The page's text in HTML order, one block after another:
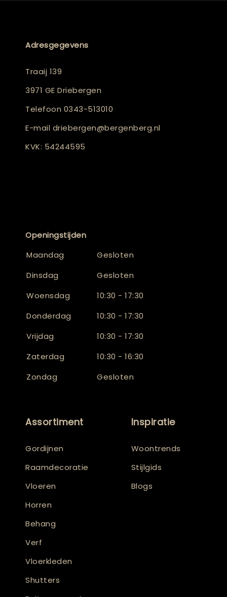
Adresgegevens
Traaij 139
3971 GE Driebergen
Telefoon 0343-513010
E-mail driebergen@bergenberg.nl
KVK: 54244595
Openingstijden
Maandag
Gesloten
Dinsdag
Gesloten
Woensdag
10:30 - 17:30
Donderdag
10:30 - 17:30
Vrijdag
10:30 - 17:30
Zaterdag
10:30 - 16:30
Zondag
Gesloten
Assortiment
Gordijnen
Raamdecoratie
Vloeren
Horren
Behang
Verf
Vloerkleden
Shutters
Inspiratie
Woontrends
Stijlgids
Blogs